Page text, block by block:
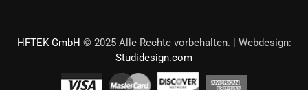
HFTEK GmbH © 2025 Alle Rechte vorbehalten. | Webdesign:
Studidesign.com